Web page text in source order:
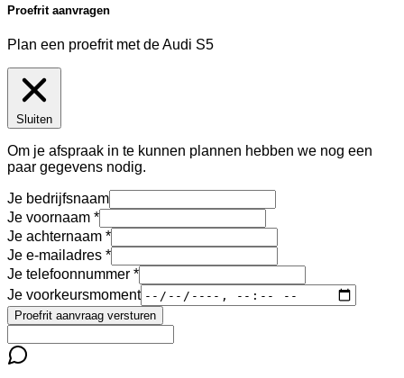
Proefrit aanvragen
Plan een proefrit met de Audi S5
Sluiten
Om je afspraak in te kunnen plannen hebben we nog een
paar gegevens nodig.
Je bedrijfsnaam
Je voornaam
Je achternaam
Je e-mailadres
Je telefoonnummer
Je voorkeursmoment
Proefrit aanvraag versturen